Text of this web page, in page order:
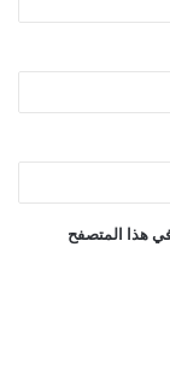
هذا المتصفح